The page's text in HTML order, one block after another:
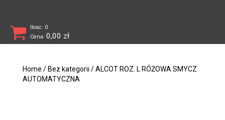
Ilosc: 0
Cena: 0,00 zł
Home / Bez kategorii / ALCOT ROZ. L RÓŻOWA SMYCZ
AUTOMATYCZNA